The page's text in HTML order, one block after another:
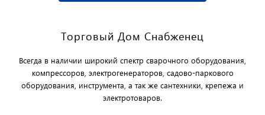
Торговый Дом Снабженец
Всегда в наличии широкий спектр сварочного оборудования,
компрессоров, электрогенераторов, садово-паркового
оборудования, инструмента, а так же сантехники, крепежа и
электротоваров.